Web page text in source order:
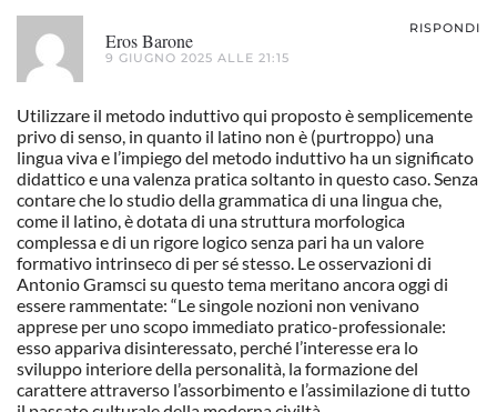
Eros Barone
9 GIUGNO 2025 ALLE 21:15
RISPONDI
Utilizzare il metodo induttivo qui proposto è semplicemente
privo di senso, in quanto il latino non è (purtroppo) una
lingua viva e l’impiego del metodo induttivo ha un significato
didattico e una valenza pratica soltanto in questo caso. Senza
contare che lo studio della grammatica di una lingua che,
come il latino, è dotata di una struttura morfologica
complessa e di un rigore logico senza pari ha un valore
formativo intrinseco di per sé stesso. Le osservazioni di
Antonio Gramsci su questo tema meritano ancora oggi di
essere rammentate: “Le singole nozioni non venivano
apprese per uno scopo immediato pratico-professionale:
esso appariva disinteressato, perché l’interesse era lo
sviluppo interiore della personalità, la formazione del
carattere attraverso l’assorbimento e l’assimilazione di tutto